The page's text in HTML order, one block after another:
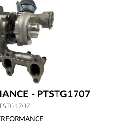
- PTSTG1707